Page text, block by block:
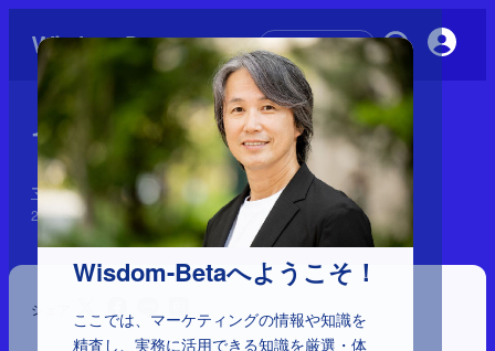
Wisdom-Betaへようこそ！
ここでは、マーケティングの情報や知識を
精査し、実務に活用できる知識を厳選・体
初めての方へ
1-4-17：トム・ピーターズ
マーケティングに影響を与えた41人と理論
2025年2月17日
シェア